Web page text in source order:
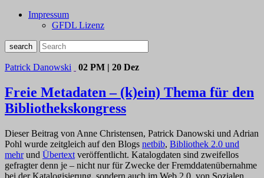
Impressum
GFDL Lizenz
Patrick Danowski 02 PM | 20 Dez
Freie Metadaten – (k)ein) Thema für den
Bibliothekskongress
Dieser Beitrag von Anne Christensen, Patrick Danowski und Adrian
Pohl wurde zeitgleich auf den Blogs netbib, Bibliothek 2.0 und
mehrund Übertext veröffentlicht. Katalogdaten sind zweifellos
gefragter denn je – nicht nur für Zwecke der Fremddatenübernahme
bei der Katalogisierung, sondern auch im Web 2.0, von Sozialen